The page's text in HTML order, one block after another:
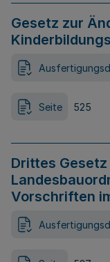
Gesetz zur
Seite 525
Drittes
Vorschriften